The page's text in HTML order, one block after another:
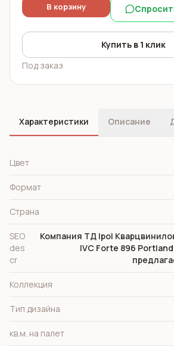
В корзину
Купить в 1 клик
Под заказ
Характеристики Описание
Цвет
Формат
Страна
SEO
des
cr
Компания ТД Ipol
IVC Forte 896
Коллекция
Тип дизайна
кв.м. на палет